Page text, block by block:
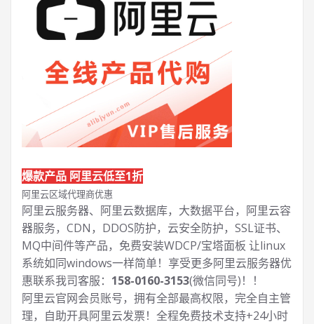
爆款产品 阿里云低至1折
阿里云区域代理商优惠
阿里云服务器、阿里云数据库，大数据平台，阿里云容
器服务，CDN，DDOS防护，云安全防护，SSL证书、
MQ中间件等产品，免费安装WDCP/宝塔面板 让linux
系统如同windows一样简单！享受更多阿里云服务器优
惠联系我司客服： 158-0160-3153(微信同号)！！
阿里云官网会员账号，拥有全部最高权限，完全自主管
理，自助开具阿里云发票！全程免费技术支持+24小时